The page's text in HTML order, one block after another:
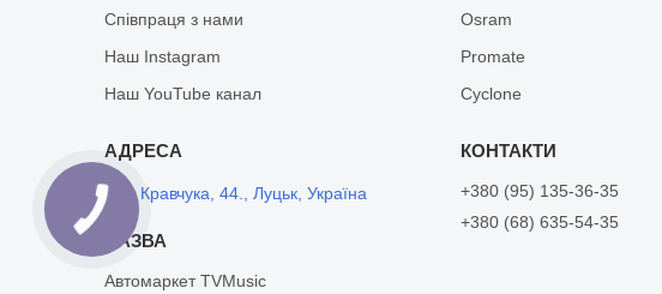
Співпраця з нами
Наш Instagram
Наш YouTube канал
Osram
Promate
Cyclone
вул. Кравчука, 44., Луцьк, Україна
Автомаркет TVMusic
+380 (95) 135-36-35
+380 (68) 635-54-35